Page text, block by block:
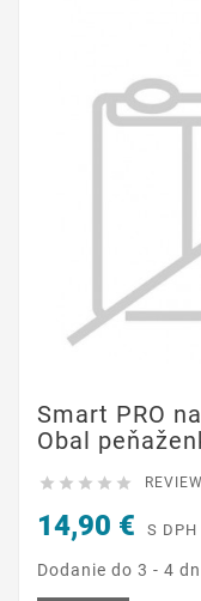
Smart PRO
Obal
    
14,90 € S DPH
Dodanie do 3 - 4